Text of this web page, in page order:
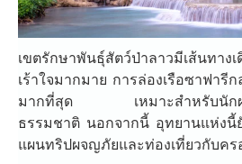
เขตรักษาพันธุ์สัตว์ป่าลาวมีเส้นทาง
เร้าใจมากมาย การล่องเรือซาฟารี
มากที่สุด เหมาะสำหรับนักผจ
ธรรมชาติ นอกจากนี้ อุทยานแห่งนี้
แผนทริปผจญภัยและท่องเที่ยวกับคร